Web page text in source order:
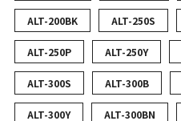
ALT-200BK ALT-250S
ALT-250P ALT-250Y
ALT-300S ALT-300B
ALT-300Y ALT-300BN